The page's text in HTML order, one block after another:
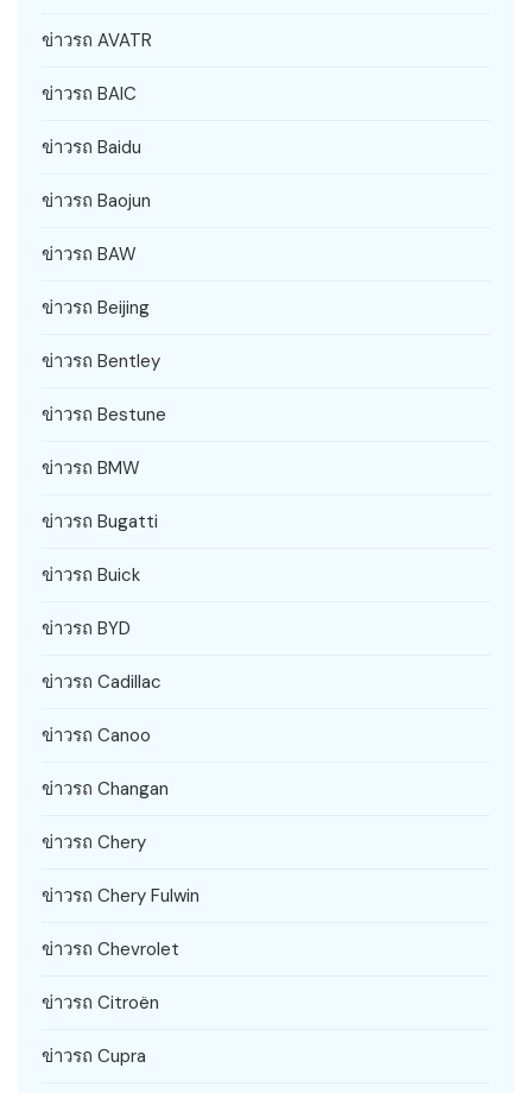
ข่าวรถ AVATR
ข่าวรถ BAIC
ข่าวรถ Baidu
ข่าวรถ Baojun
ข่าวรถ BAW
ข่าวรถ Beijing
ข่าวรถ Bentley
ข่าวรถ Bestune
ข่าวรถ BMW
ข่าวรถ Bugatti
ข่าวรถ Buick
ข่าวรถ BYD
ข่าวรถ Cadillac
ข่าวรถ Canoo
ข่าวรถ Changan
ข่าวรถ Chery
ข่าวรถ Chery Fulwin
ข่าวรถ Chevrolet
ข่าวรถ Citroën
ข่าวรถ Cupra